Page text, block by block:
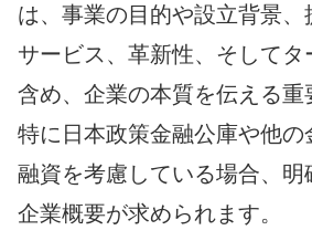
は、事業の目的や設立背景、
サービス、革新性、そしてタ
含め、企業の本質を伝える重
特に日本政策金融公庫や他の
融資を考慮している場合、明
企業概要が求められます。